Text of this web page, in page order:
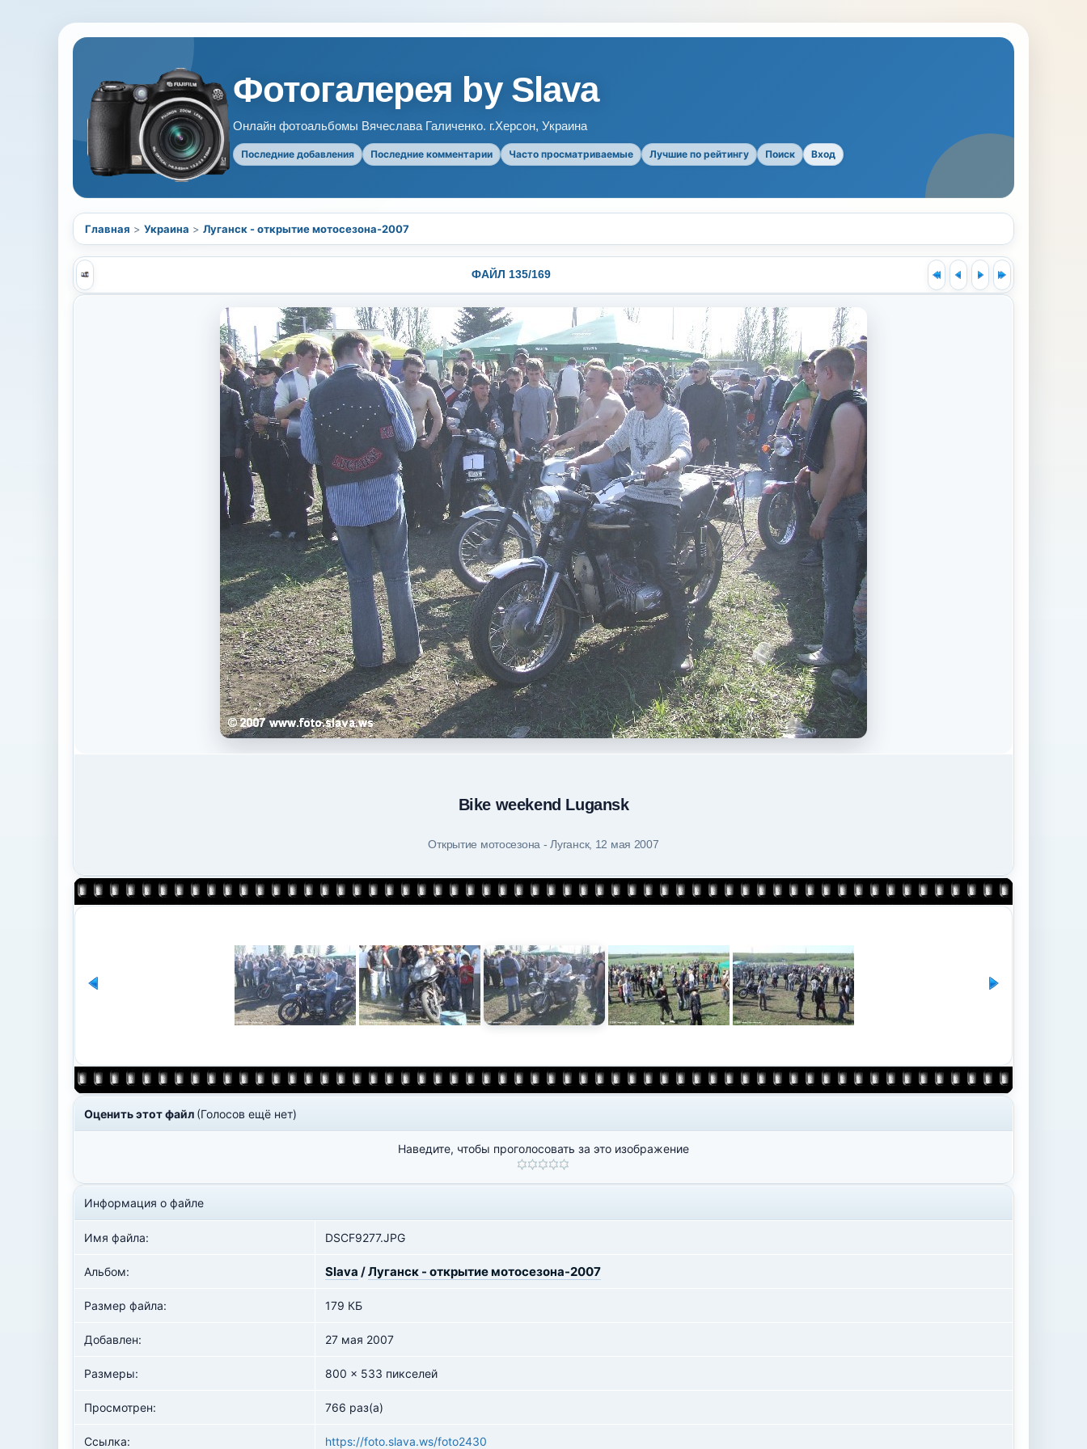
Фотогалерея by Slava
Онлайн фотоальбомы Вячеслава Галиченко. г.Херсон, Украина
Последние добавления Последние комментарии Часто просматриваемые Лучшие по рейтингу Поиск Вход
Главная > Украина > Луганск - открытие мотосезона-2007
ФАЙЛ 135/169
Bike weekend Lugansk
Открытие мотосезона - Луганск, 12 мая 2007
Оценить этот файл (Голосов ещё нет)
Наведите, чтобы проголосовать за это изображение
Информация о файле
Имя файла: DSCF9277.JPG
Альбом: Slava /Луганск - открытие мотосезона-2007
Размер файла: 179 КБ
Добавлен: 27 мая 2007
Размеры: 800 x 533 пикселей
Просмотрен: 766 раз(а)
Ссылка: https://foto.slava.ws/foto2430